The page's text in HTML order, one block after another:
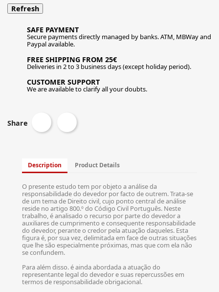
SAFE PAYMENT
Secure payments directly managed by banks. ATM, MBWay and
Paypal available.
FREE SHIPPING FROM 25€
Deliveries in 2 to 3 business days (except holiday period).
CUSTOMER SUPPORT
We are available to clarify all your doubts.
Share
Description Product Details
O presente estudo tem por objeto a análise da
responsabilidade do devedor por facto de outrem. Trata-se
de um tema de Direito civil, cujo ponto central de análise
reside no artigo 800.º do Código Civil Português. Neste
trabalho, é analisado o recurso por parte do devedor a
auxiliares de cumprimento e consequente responsabilidade
do devedor, perante o credor pela atuação daqueles. Esta
figura é, por sua vez, delimitada em face de outras situações
que lhe são especialmente próximas, mas que com ela não
se confundem.
Para além disso. é ainda abordada a atuação do
representante legal do devedor e suas repercussões em
termos de responsabilidade obrigacional.